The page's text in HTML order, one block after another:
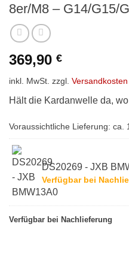
8er/M8 – G14/G15/
369,90 €
inkl. MwSt. zzgl. Versandkosten
Hält die Kardanwelle da,
Voraussichtliche Lieferung: ca.
DS20269 - JXB
Verfügbar bei
Verfügbar bei Nachlieferung